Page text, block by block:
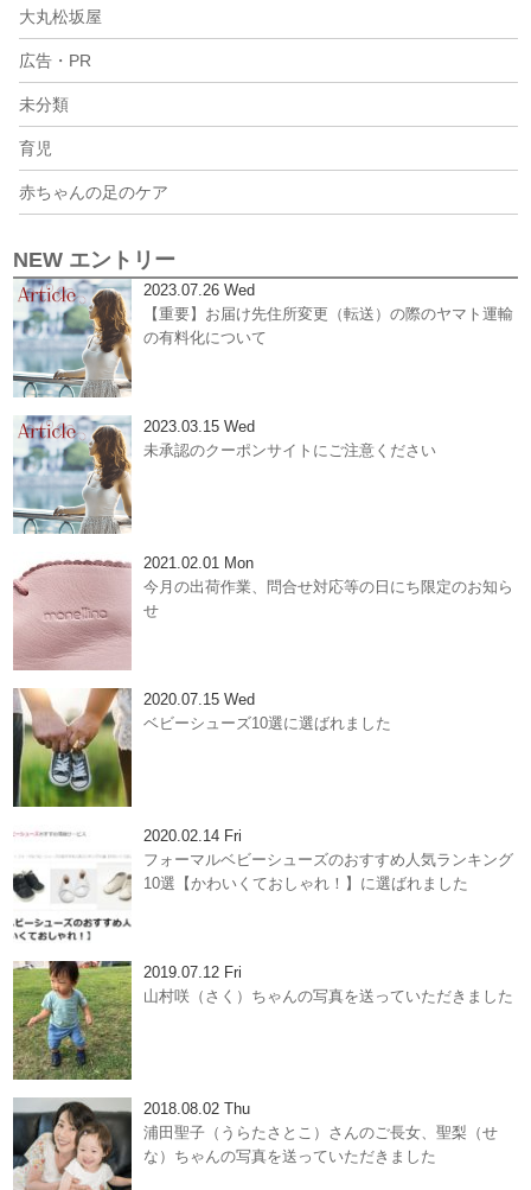
大丸松坂屋
広告・PR
未分類
育児
赤ちゃんの足のケア
NEW エントリー
2023.07.26 Wed
【重要】お届け先住所変更（転送）の際のヤマト運輸
の有料化について
2023.03.15 Wed
未承認のクーポンサイトにご注意ください
2021.02.01 Mon
今月の出荷作業、問合せ対応等の日にち限定のお知ら
せ
2020.07.15 Wed
ベビーシューズ10選に選ばれました
2020.02.14 Fri
フォーマルベビーシューズのおすすめ人気ランキング
10選【かわいくておしゃれ！】に選ばれました
2019.07.12 Fri
山村咲（さく）ちゃんの写真を送っていただきました
2018.08.02 Thu
浦田聖子（うらたさとこ）さんのご長女、聖梨（せ
な）ちゃんの写真を送っていただきました